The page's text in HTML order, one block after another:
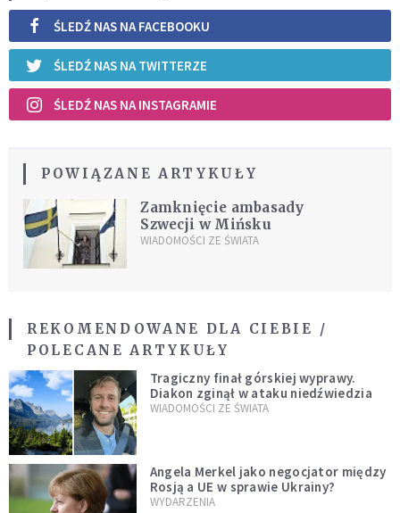
ŚLEDŹ NAS NA FACEBOOKU
ŚLEDŹ NAS NA TWITTERZE
ŚLEDŹ NAS NA INSTAGRAMIE
POWIĄZANE ARTYKUŁY
Zamknięcie ambasady
Szwecji w Mińsku
WIADOMOŚCI ZE ŚWIATA
REKOMENDOWANE DLA CIEBIE /
POLECANE ARTYKUŁY
Tragiczny finał górskiej wyprawy.
Diakon zginął w ataku niedźwiedzia
WIADOMOŚCI ZE ŚWIATA
Angela Merkel jako negocjator między
Rosją a UE w sprawie Ukrainy?
WYDARZENIA